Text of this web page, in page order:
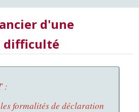
d'une
difficulté
:
formalités de déclaration